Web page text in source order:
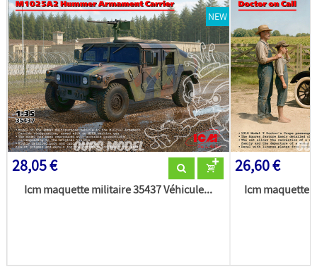
NEW
28,05 €
Icm maquette militaire 35437 Véhicule...
26,60 €
Icm maquette